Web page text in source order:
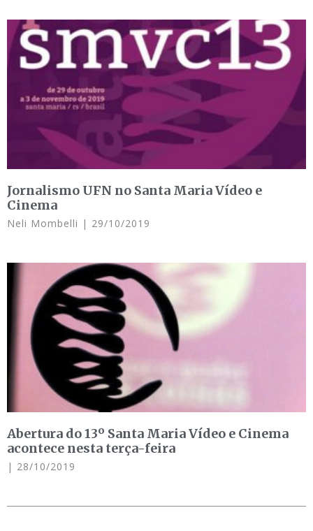
Jornalismo UFN no Santa Maria Vídeo e
Cinema
Neli Mombelli 29/10/2019
Abertura do 13º Santa Maria Vídeo e Cinema
acontece nesta terça-feira
28/10/2019